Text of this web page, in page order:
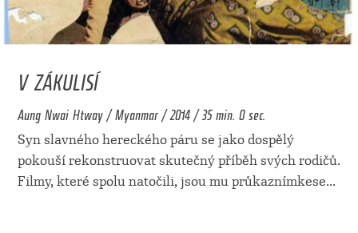
V ZÁKULISÍ
Aung Nwai Htway / Myanmar / 2014 / 35 min. 0 sec.
Syn slavného hereckého páru se jako dospělý
pokouší rekonstruovat skutečný příběh svých rodičů.
Filmy, které spolu natočili, jsou mu průkaznímkese...